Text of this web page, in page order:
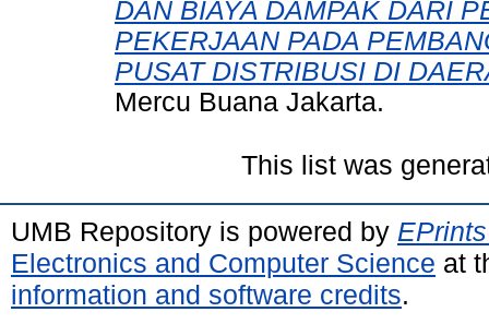
DAN BIAYA DAMPAK DARI
PEKERJAAN PADA
PUSAT DISTRIBUSI DI
Mercu Buana Jakarta.
This list was
UMB Repository is powered by
Electronics and Computer Science at
information and software credits.